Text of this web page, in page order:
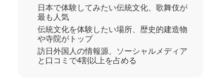
日本で体験してみたい伝統文化、歌舞伎が
最も人気
伝統文化を体験したい場所、歴史的建造物
や寺院がトップ
訪日外国人の情報源、ソーシャルメディア
と口コミで4割以上を占める